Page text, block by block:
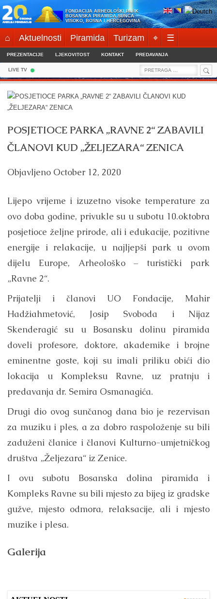
Skip
to
content
FONDACIJA ARHEOLOŠKI PARK:
BOSANSKA PIRAMIDA SUNCA
VISOKO, BOSNA I HERCEGOVINA
⌂ Aktuelnosti Piramida Turizam ⌖ ☰
PREZENTACIJE LJEKOVITOST KONTAKT PREDAVANJA
LIVE TV
Search
for:
POSJETIOCE PARKA „RAVNE 2“ ZABAVILI
ČLANOVI KUD „ŽELJEZARA“ ZENICA
Objavljeno October 12, 2020
Lijepo vrijeme i izuzetno visoke temperature za
ovo doba godine, privukle su u subotu 10.oktobra
posjetioce željne prirode, ali i edukacije, pozitivne
energije i relakacije, u najljepši park u ovom
dijelu Europe, Arheološko – turistički park
„Ravne 2“.
Prijatelji i članovi UO Fondacije, Mahir
Hadžiahmetović, Josip Svoboda i Nijaz
Skenderagić su u Bosansku dolinu piramida
doveli profesore, doktore, akademike i brojne
eminentne goste, koji su imali priliku obići dio
lokacija u Kompleksu Ravne, uz pratnju i
predavanja dr. Semira Osmanagića.
Drugi dio ovog sunčanog dana bio je rezervisan
za muziku i ples, a za dobro raspoloženje su bili
zaduženi članice i članovi Kulturno-umjetničkog
društva „Željezara“ iz Zenice.
I ovu subotu Bosanska dolina piramida i
Kompleks Ravne su bili mjesto za bijeg iz gradske
gužve, mjesto odmora, relaksacije, ali i mjesto
muzike i plesa.
Galerija